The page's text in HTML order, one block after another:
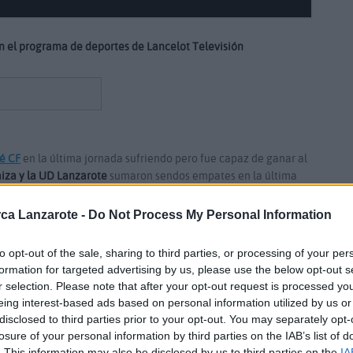
Lanzarote - Do Not Process My Personal Information
opt-out of the sale, sharing to third parties, or processing of your
for targeted advertising by us, please use the below opt-out
selection. Please note that after your opt-out request is processed
interest-based ads based on personal information utilized by us
to third parties prior to your opt-out. You may separately
of your personal information by third parties on the IAB’s list of
programa de deportes de Lancelot Televisión
CF en la última jornada sufriendo pero fue capaz de ganar al
y la UD Lanzarote sumaron sendos empates en la última
B contra pronóstico al Inter de Playa Honda. Este próximo
la UD Jandía.
la previa más completa del próximo fin de
y Domingo Travieso.